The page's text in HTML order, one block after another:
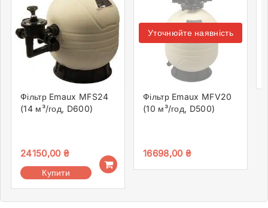
Фільтр Emaux MFS24
(14 м³/год, D600)
24150,00 ₴
Купити
Уточнюйте наявність
Фільтр Emaux MFV20
(10 м³/год, D500)
16698,00 ₴